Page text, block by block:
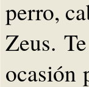
perro,
Zeus.
ocasión